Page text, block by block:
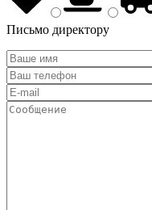
Письмо директору